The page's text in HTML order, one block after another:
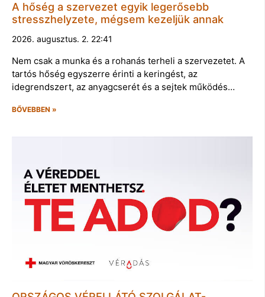
A hőség a szervezet egyik legerősebb
stresszhelyzete, mégsem kezeljük annak
2026. augusztus. 2. 22:41
Nem csak a munka és a rohanás terheli a szervezetet. A
tartós hőség egyszerre érinti a keringést, az
idegrendszert, az anyagcserét és a sejtek működés…
BŐVEBBEN »